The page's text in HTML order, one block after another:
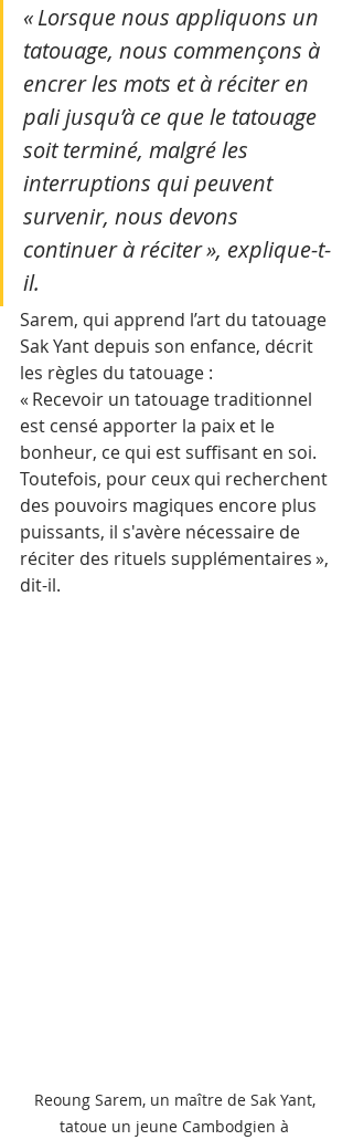
« Lorsque nous appliquons un
tatouage, nous commençons à
encrer les mots et à réciter en
pali jusqu’à ce que le tatouage
soit terminé, malgré les
interruptions qui peuvent
survenir, nous devons
continuer à réciter », explique-t-
il.
Sarem, qui apprend l’art du tatouage
Sak Yant depuis son enfance, décrit
les règles du tatouage :
« Recevoir un tatouage traditionnel
est censé apporter la paix et le
bonheur, ce qui est suffisant en soi.
Toutefois, pour ceux qui recherchent
des pouvoirs magiques encore plus
puissants, il s'avère nécessaire de
réciter des rituels supplémentaires »,
dit-il.
Reoung Sarem, un maître de Sak Yant,
tatoue un jeune Cambodgien à